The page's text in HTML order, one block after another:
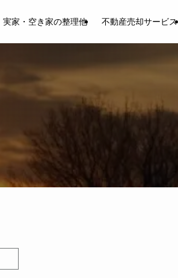
実家・空き家の整理他 不動産売却サービス